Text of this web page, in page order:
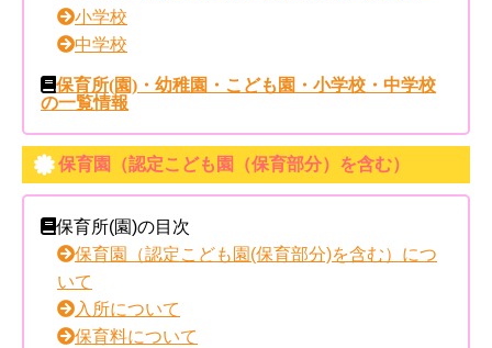
小学校
中学校
保育所(園)・幼稚園・こども園・小学校・中学校
の一覧情報
保育園（認定こども園（保育部分）を含む）
保育所(園)の目次
保育園（認定こども園(保育部分)を含む）につ
いて
入所について
保育料について